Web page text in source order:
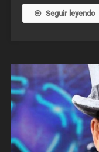
Seguir leyendo